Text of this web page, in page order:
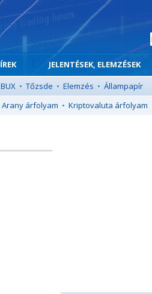
JELENTÉSEK, ELEMZÉSEK
BUX • Tőzsde • Elemzés • Állampapír
Arany árfolyam • Kriptovaluta árfolyam